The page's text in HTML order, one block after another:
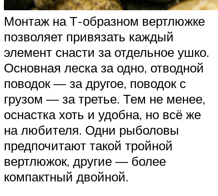
Монтаж на Т-образном вертлюжке
позволяет привязать каждый
элемент снасти за отдельное ушко.
Основная леска за одно, отводной
поводок — за другое, поводок с
грузом — за третье. Тем не менее,
оснастка хоть и удобна, но всё же
на любителя. Одни рыболовы
предпочитают такой тройной
вертлюжок, другие — более
компактный двойной.